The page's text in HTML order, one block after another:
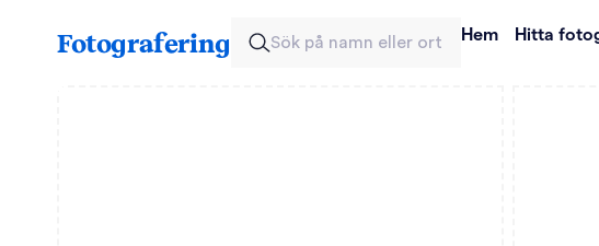
Fotografering Sök på namn eller ort Hem Hitta